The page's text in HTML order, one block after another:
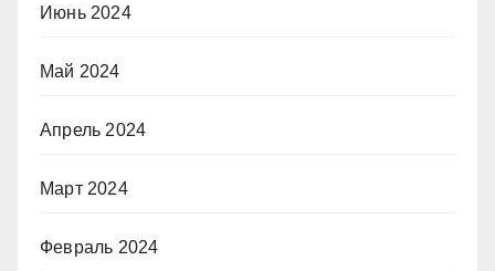
Июнь 2024
Май 2024
Апрель 2024
Март 2024
Февраль 2024